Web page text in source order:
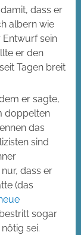
dass er
albern wie
Entwurf sein
er den
Tagen breit
er sagte,
doppelten
das
sind
dass er
(das
sogar
sei.